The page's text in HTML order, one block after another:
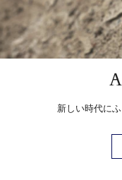
新しい時代に